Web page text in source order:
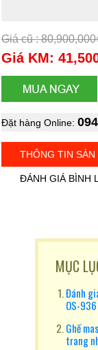
Giá cũ :
Giá KM:
Đặt hàng Online:
THÔNG TIN SẢN
ĐÁNH GIÁ BÌNH
MỤC
Đánh
OS-936
Ghế
trang